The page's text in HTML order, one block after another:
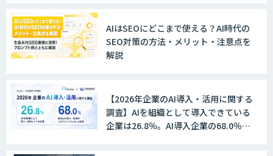
GENIEE SFA/CRM
WAN-RECORD Plus
AIはSEOにどこまで使える？AI時代の
SEO対策の方法・メリット・注意点を
解説
【2026年企業のAI導入・活用に関する
調査】AIを組織として導入できている
企業は26.8％。AI導入企業の68.0％